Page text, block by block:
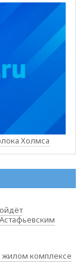
Холмса
жилом комплексе